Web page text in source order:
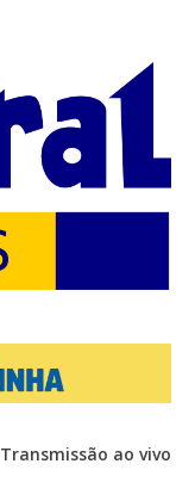
Transmissão ao vivo